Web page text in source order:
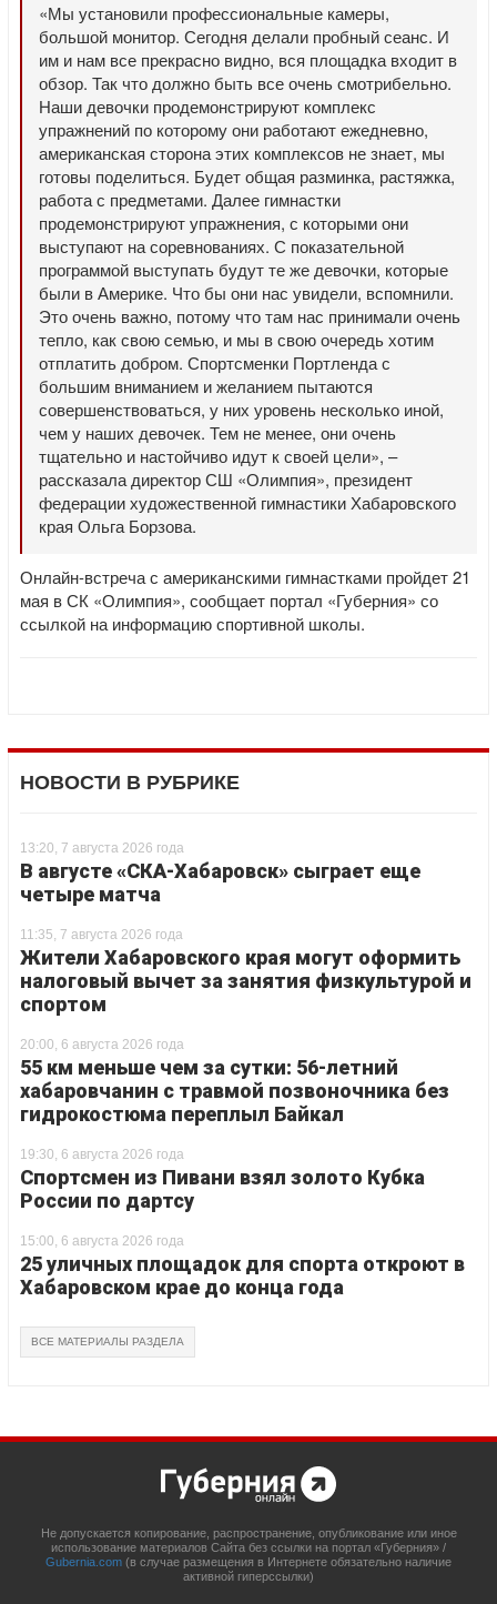
«Мы установили профессиональные камеры,
большой монитор. Сегодня делали пробный сеанс. И
им и нам все прекрасно видно, вся площадка входит в
обзор. Так что должно быть все очень смотрибельно.
Наши девочки продемонстрируют комплекс
упражнений по которому они работают ежедневно,
американская сторона этих комплексов не знает, мы
готовы поделиться. Будет общая разминка, растяжка,
работа с предметами. Далее гимнастки
продемонстрируют упражнения, с которыми они
выступают на соревнованиях. С показательной
программой выступать будут те же девочки, которые
были в Америке. Что бы они нас увидели, вспомнили.
Это очень важно, потому что там нас принимали очень
тепло, как свою семью, и мы в свою очередь хотим
отплатить добром. Спортсменки Портленда с
большим вниманием и желанием пытаются
совершенствоваться, у них уровень несколько иной,
чем у наших девочек. Тем не менее, они очень
тщательно и настойчиво идут к своей цели», –
рассказала директор СШ «Олимпия», президент
федерации художественной гимнастики Хабаровского
края Ольга Борзова.
Онлайн-встреча с американскими гимнастками пройдет 21
мая в СК «Олимпия», сообщает портал «Губерния» со
ссылкой на информацию спортивной школы.
НОВОСТИ В РУБРИКЕ
13:20, 7 августа 2026 года
В августе «СКА-Хабаровск» сыграет еще
четыре матча
11:35, 7 августа 2026 года
Жители Хабаровского края могут оформить
налоговый вычет за занятия физкультурой и
спортом
20:00, 6 августа 2026 года
55 км меньше чем за сутки: 56-летний
хабаровчанин с травмой позвоночника без
гидрокостюма переплыл Байкал
19:30, 6 августа 2026 года
Спортсмен из Пивани взял золото Кубка
России по дартсу
15:00, 6 августа 2026 года
25 уличных площадок для спорта откроют в
Хабаровском крае до конца года
ВСЕ МАТЕРИАЛЫ РАЗДЕЛА
Не допускается копирование, распространение, опубликование или иное
использование материалов Сайта без ссылки на портал «Губерния» /
Gubernia.com (в случае размещения в Интернете обязательно наличие
активной гиперссылки)